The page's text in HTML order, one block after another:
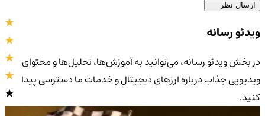
ارسال نظر
4.9/5
ویدئو رسانه
در بخش ویدئو رسانه، می‌توانید به آموزش‌ها، تحلیل‌ها و محتوای
ویدیویی جذاب درباره ارزهای دیجیتال و خدمات ما دسترسی پیدا
کنید.